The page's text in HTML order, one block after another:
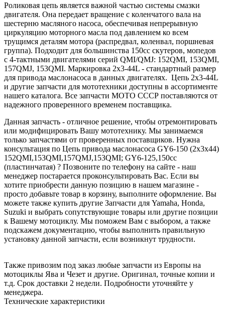
Роликовая цепь является важной частью системы смазки
двигателя. Она передает вращение с коленчатого вала на
шестерню масляного насоса, обеспечивая непрерывную
циркуляцию моторного масла под давлением ко всем
трущимся деталям мотора (распредвал, коленвал, поршневая
группа). Подходит для большинства 150сс скутеров, мопедов
с 4-тактными двигателями серий QMI/QMJ: 152QMI, 153QMI,
157QMJ, 153QMI. Маркировка 2x3-44L - стандартный размер
для привода маслонасоса в данных двигателях. Цепь 2x3-44L
и другие запчасти для мототехники доступны в ассортименте
нашего каталога. Все запчасти МОТО СССР поставляются от
надежного проверенного временем поставщика.
Данная запчасть - отличное решение, чтобы отремонтировать
или модифицировать Вашу мототехнику. Мы занимаемся
только запчастями от проверенных поставщиков. Нужна
консультация по Цепь привода маслонасоса GY6-150 (2х3х44)
152QMI,153QMI,157QMJ,153QMI; GY6-125,150cc
(пластинчатая) ? Позвоните по телефону на сайте - наш
менеджер постарается проконсультировать Вас. Если вы
хотите приобрести данную позицию в нашем магазине -
просто добавьте товар в корзину, выполните оформление. Вы
можете также купить другие Запчасти для Yamaha, Honda,
Suzuki и выбрать сопутствующие товары или другие позиции
к Вашему мотоциклу. Мы поможем Вам с выбором, а также
подскажем документацию, чтобы выполнить правильную
установку данной запчасти, если возникнут трудности.
Также привозим под заказ любые запчасти из Европы на
мотоциклы Ява и Чезет и другие. Оригинал, точные копии и
т.д. Срок доставки 2 недели. Подробности уточняйте у
менеджера.
Технические характеристики